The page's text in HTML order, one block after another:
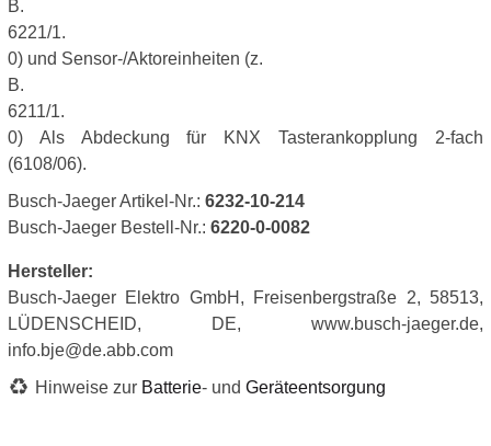
B.
6221/1.
0) und Sensor-/Aktoreinheiten (z.
B.
6211/1.
0) Als Abdeckung für KNX Tasterankopplung 2-fach
(6108/06).
Busch-Jaeger Artikel-Nr.: 6232-10-214
Busch-Jaeger Bestell-Nr.: 6220-0-0082
Hersteller:
Busch-Jaeger Elektro GmbH, Freisenbergstraße 2, 58513,
LÜDENSCHEID, DE, www.busch-jaeger.de,
info.bje@de.abb.com
Hinweise zur Batterie- und Geräteentsorgung